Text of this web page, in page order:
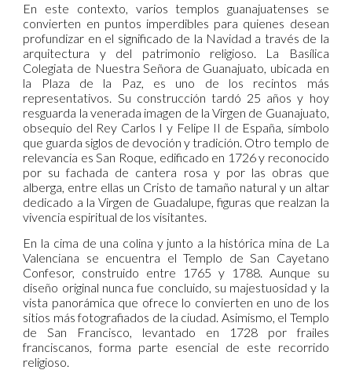
En este contexto, varios templos guanajuatenses se
convierten en puntos imperdibles para quienes desean
profundizar en el significado de la Navidad a través de la
arquitectura y del patrimonio religioso. La Basílica
Colegiata de Nuestra Señora de Guanajuato, ubicada en
la Plaza de la Paz, es uno de los recintos más
representativos. Su construcción tardó 25 años y hoy
resguarda la venerada imagen de la Virgen de Guanajuato,
obsequio del Rey Carlos I y Felipe II de España, símbolo
que guarda siglos de devoción y tradición. Otro templo de
relevancia es San Roque, edificado en 1726 y reconocido
por su fachada de cantera rosa y por las obras que
alberga, entre ellas un Cristo de tamaño natural y un altar
dedicado a la Virgen de Guadalupe, figuras que realzan la
vivencia espiritual de los visitantes.
En la cima de una colina y junto a la histórica mina de La
Valenciana se encuentra el Templo de San Cayetano
Confesor, construido entre 1765 y 1788. Aunque su
diseño original nunca fue concluido, su majestuosidad y la
vista panorámica que ofrece lo convierten en uno de los
sitios más fotografiados de la ciudad. Asimismo, el Templo
de San Francisco, levantado en 1728 por frailes
franciscanos, forma parte esencial de este recorrido
religioso.